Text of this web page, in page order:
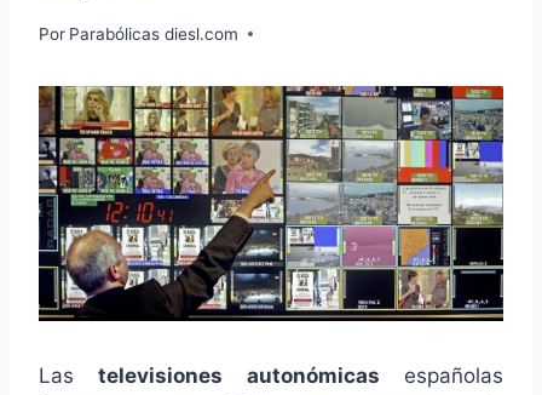
Por Parabólicas diesl.com
Lastelevisiones autonómicas españolas